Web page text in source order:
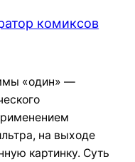
комиксов
«один» —
на выходе
картинку. Суть